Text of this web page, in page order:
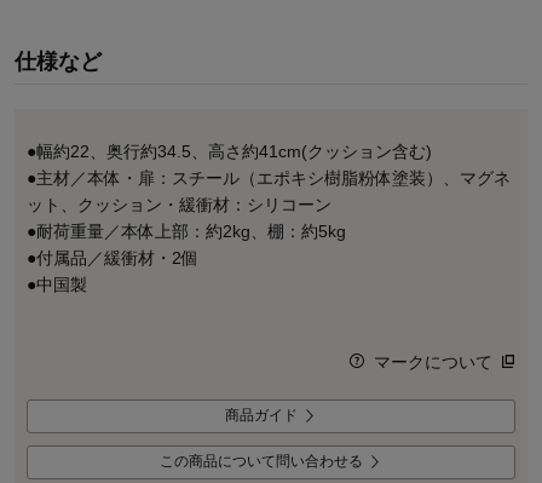
仕様など
●幅約22、奥行約34.5、高さ約41cm(クッション含む)
●主材／本体・扉：スチール（エポキシ樹脂粉体塗装）、マグネ
ット、クッション・緩衝材：シリコーン
●耐荷重量／本体上部：約2kg、棚：約5kg
●付属品／緩衝材・2個
●中国製
マークについて
商品ガイド
この商品について問い合わせる